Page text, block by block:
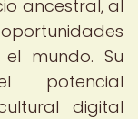
ancestral, al
mundo. Su
potencial
digital